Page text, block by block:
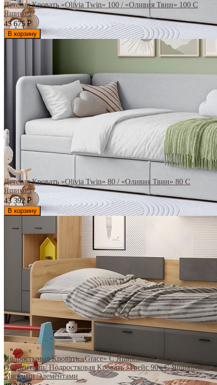
Детская Кровать «Olivia Twin» 100 / «Оливия Твин» 100 С
Ящиком
45 675 ₽
В корзину
Детская Кровать «Olivia Twin» 80 / «Оливия Твин» 80 С
Ящиком
43 392 ₽
В корзину
Подростковая Кровать «Grace» С Ящиками и Мягкими
Элементами/ Подростковая Кровать «Грейс 90» С Ящиками и
Мягкими Элементами